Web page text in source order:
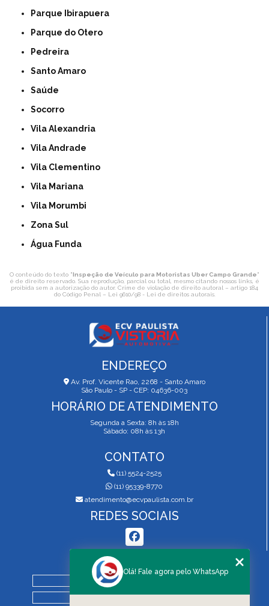
Parque Ibirapuera
Parque do Otero
Pedreira
Santo Amaro
Saúde
Socorro
Vila Alexandria
Vila Andrade
Vila Clementino
Vila Mariana
Vila Morumbi
Zona Sul
Água Funda
O conteúdo do texto "Inspeção de Veículo para Motoristas Uber Campo Grande"
é de direito reservado. Sua reprodução, parcial ou total, mesmo citando nossos links, é
proibida sem a autorização do autor. Crime de violação de direito autoral – artigo 184
do Código Penal – Lei 9610/98 - Lei de direitos autorais.
ENDEREÇO
Av. Prof. Vicente Rao, 2268 - Santo Amaro
São Paulo - SP - CEP: 04636-003
HORÁRIO DE ATENDIMENTO
Segunda a Sexta: 8h às 18h
Sábado: 08h às 13h
CONTATO
(11) 5524-2525
(11) 95339-8770
atendimento@ecvpaulista.com.br
REDES SOCIAIS
MENU
QUEM SOMOS
Olá! Fale agora pelo WhatsApp